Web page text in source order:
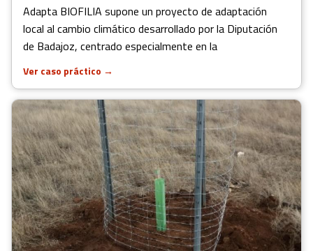
Adapta BIOFILIA supone un proyecto de adaptación
local al cambio climático desarrollado por la Diputación
de Badajoz, centrado especialmente en la
Ver caso práctico →